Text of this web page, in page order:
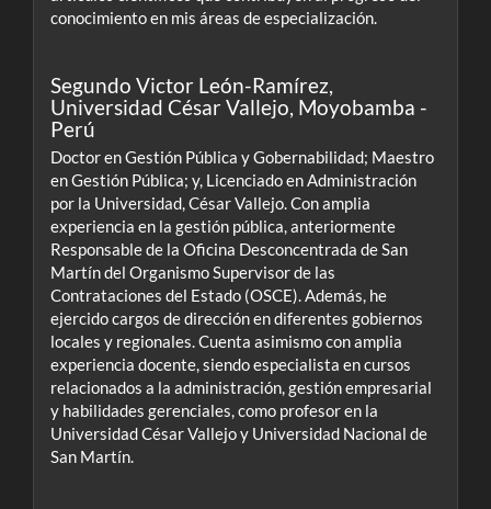
conocimiento en mis áreas de especialización.
Segundo Victor León-Ramírez,
Universidad César Vallejo, Moyobamba -
Perú
Doctor en Gestión Pública y Gobernabilidad; Maestro
en Gestión Pública; y, Licenciado en Administración
por la Universidad, César Vallejo. Con amplia
experiencia en la gestión pública, anteriormente
Responsable de la Oficina Desconcentrada de San
Martín del Organismo Supervisor de las
Contrataciones del Estado (OSCE). Además, he
ejercido cargos de dirección en diferentes gobiernos
locales y regionales. Cuenta asimismo con amplia
experiencia docente, siendo especialista en cursos
relacionados a la administración, gestión empresarial
y habilidades gerenciales, como profesor en la
Universidad César Vallejo y Universidad Nacional de
San Martín.